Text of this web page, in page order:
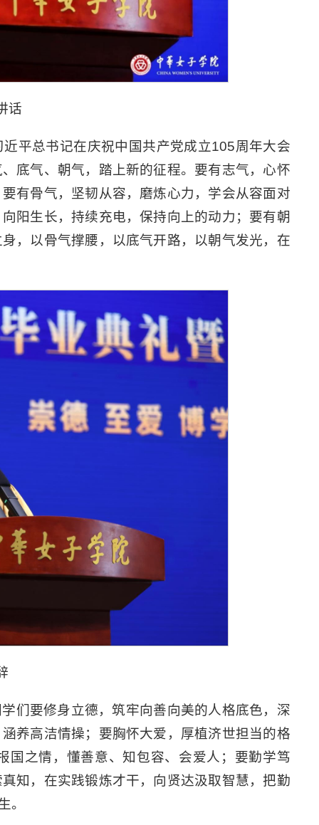
话
平总书记在庆祝中国共产党成立105周年大会
底气、朝气，踏上新的征程。要有志气，心怀
有骨气，坚韧从容，磨炼心力，学会从容面对
阳生长，持续充电，保持向上的动力；要有朝
，以骨气撑腰，以底气开路，以朝气发光，在
们要修身立德，筑牢向善向美的人格底色，深
养高洁情操；要胸怀大爱，厚植济世担当的格
国之情，懂善意、知包容、会爱人；要勤学笃
知，在实践锻炼才干，向贤达汲取智慧，把勤
。